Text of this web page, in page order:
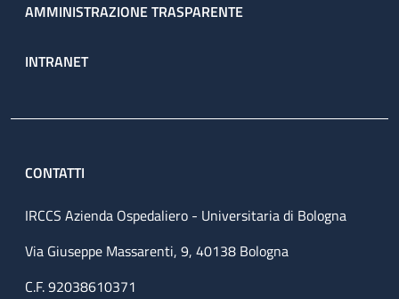
AMMINISTRAZIONE TRASPARENTE
INTRANET
CONTATTI
IRCCS Azienda Ospedaliero - Universitaria di Bologna
Via Giuseppe Massarenti, 9, 40138 Bologna
C.F. 92038610371